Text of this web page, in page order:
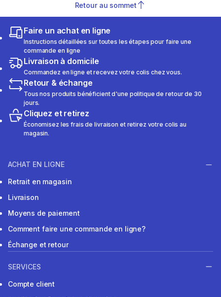
Retour au sommet
Faire un achat en ligne
Instructions détaillées sur toutes les étapes pour faire une
commande en ligne
Livraison à domicile
Commandez en ligne et recevez votre colis chez vous.
Retour & échange
Tous nos produits bénéficient d'une politique de retour de 30
jours.
Cliquez et retirez
Économisez les frais de livraison et retirez votre colis au
magasin.
ACHAT EN LIGNE
Retrait en magasin
Livraison
Moyens de paiement
Comment faire une commande en ligne?
Échange et retour
SERVICES
Compte client